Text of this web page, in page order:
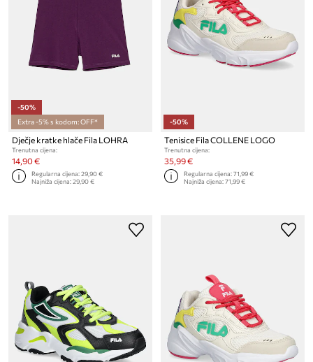
-50%
Extra -5% s kodom: OFF*
Dječje kratke hlače Fila LOHRA
Trenutna cijena:
14,90 €
Regularna cijena:29,90 €
Najniža cijena:29,90 €
-50%
Tenisice Fila COLLENE LOGO
Trenutna cijena:
35,99 €
Regularna cijena:71,99 €
Najniža cijena:71,99 €